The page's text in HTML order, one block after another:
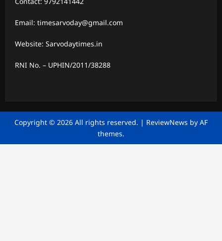
Email: timesarvoday@gmail.com
Website: Sarvodaytimes.in
RNI No. – UPHIN/2011/38288
Copyright © 2026 All rights reserved. | ReviewNews by AF
themes.